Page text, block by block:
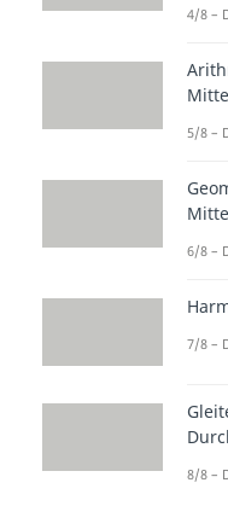
eines
4/8 –
5/8 –
6/8 –
7/8 –
8/8 –